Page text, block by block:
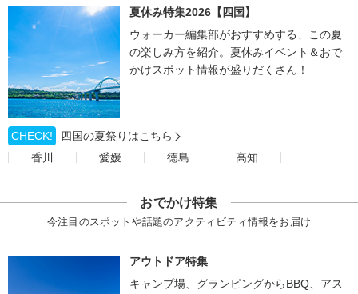
夏休み特集2026【四国】
ウォーカー編集部がおすすめする、この夏
の楽しみ方を紹介。夏休みイベント＆おで
かけスポット情報が盛りだくさん！
CHECK!
四国の夏祭りはこちら
香川
愛媛 徳島 高知
おでかけ特集
今注目のスポットや話題のアクティビティ情報をお届け
アウトドア特集
キャンプ場、グランピングからBBQ、アス